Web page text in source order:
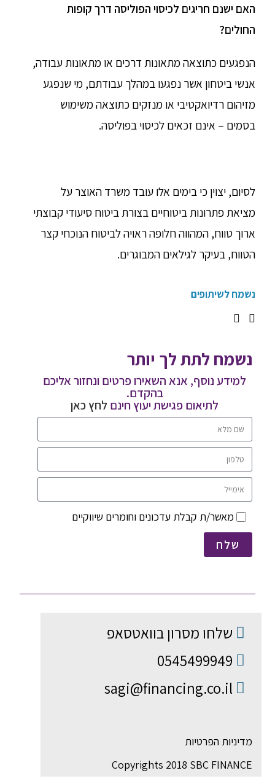
האם ישנם חריגים לכיסוי הפוליסה דרך קופות
החולים?
הנפגעים כתוצאה מתאונות דרכים או מתאונות עבודה,
אנשי ביטחון אשר נפגעו במהלך עבודתם, מי שנפגע
מזיהום רדיואקטיבי או מנזקים כתוצאה משימוש
בסמים – אינם זכאים לכיסוי בפוליסה.
לסיום, יצוין כי בימים אלו עובד משרד האוצר על
מציאת פתרונות ביטוחיים בצורת ביטוח סיעודי קבוצתי
ארוך טווח, המהווה חלופה ראויה לביטוח הנוכחי קצר
הטווח, בעיקר לגילאים המבוגרים.
נשמח לשיתופים
נשמח לתת לך יותר
למידע נוסף, אנא השאירו פרטים ונחזור אליכם
בהקדם.
לתיאום פגישת יעוץ חינםלחץ כאן
מאשר/ת קבלת עדכונים וחומרים שיווקיים
שלח
שלחו מסרון בוואטסאפ
0545499949
sagi@financing.co.il
מדיניות הפרטיות
Copyrights 2018 SBC FINANCE